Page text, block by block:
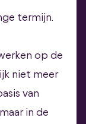
termijn.
op de
niet meer
van
in de